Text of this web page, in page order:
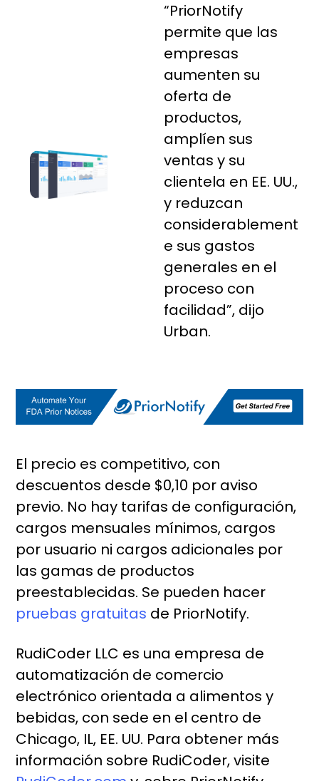
“PriorNotify
permite que las
empresas
aumenten su
oferta de
productos,
amplíen sus
ventas y su
clientela en EE. UU.,
y reduzcan
considerablement
e sus gastos
generales en el
proceso con
facilidad”, dijo
Urban.
El precio es competitivo, con
descuentos desde $0,10 por aviso
previo. No hay tarifas de configuración,
cargos mensuales mínimos, cargos
por usuario ni cargos adicionales por
las gamas de productos
preestablecidas. Se pueden hacer
pruebas gratuitas de PriorNotify.
RudiCoder LLC es una empresa de
automatización de comercio
electrónico orientada a alimentos y
bebidas, con sede en el centro de
Chicago, IL, EE. UU. Para obtener más
información sobre RudiCoder, visite